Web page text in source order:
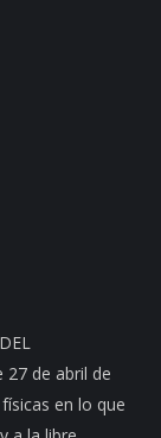
27 de abril de
en lo que